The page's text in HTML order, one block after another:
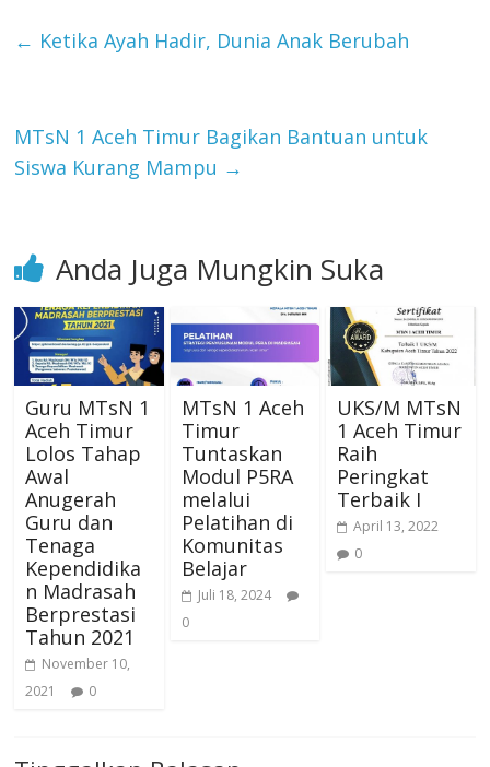
← Ketika Ayah Hadir, Dunia Anak Berubah
MTsN 1 Aceh Timur Bagikan Bantuan untuk
Siswa Kurang Mampu →
Anda Juga Mungkin Suka
Guru MTsN 1
Aceh Timur
Lolos Tahap
Awal
Anugerah
Guru dan
Tenaga
Kependidika
n Madrasah
Berprestasi
Tahun 2021
November 10,
2021
0
MTsN 1 Aceh
Timur
Tuntaskan
Modul P5RA
melalui
Pelatihan di
Komunitas
Belajar
Juli 18, 2024
0
UKS/M MTsN
1 Aceh Timur
Raih
Peringkat
Terbaik I
April 13, 2022
0